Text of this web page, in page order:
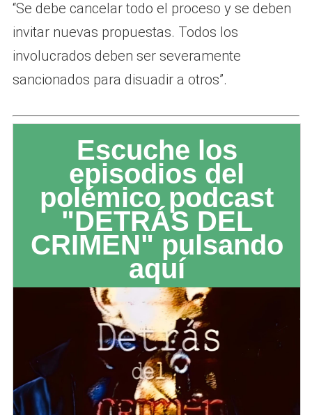
“Se debe cancelar todo el proceso y se deben
invitar nuevas propuestas. Todos los
involucrados deben ser severamente
sancionados para disuadir a otros”.
Escuche los
episodios del
polémico podcast
"DETRÁS DEL
CRIMEN" pulsando
aquí